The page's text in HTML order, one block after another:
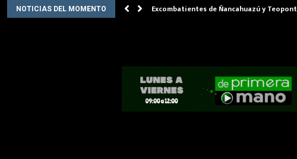
NOTICIAS DEL MOMENTO Excombatientes de Ñancahuazú y